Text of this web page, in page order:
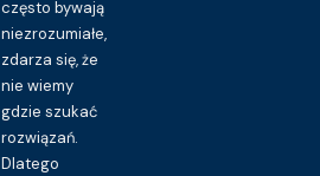
często bywają
niezrozumiałe,
zdarza się, że
nie wiemy
gdzie szukać
rozwiązań.
Dlatego